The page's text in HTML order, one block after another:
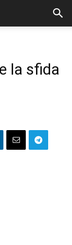
la sfida